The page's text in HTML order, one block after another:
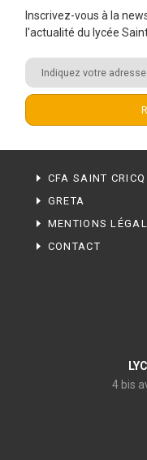
Inscrivez-vous à la
l'actualité du lycée
CFA SAINT CRICQ
GRETA
MENTIONS
CONTACT
4 bis